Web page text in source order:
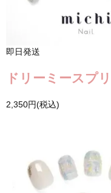
即日発送
ドリーミースプ
2,350円(税込)